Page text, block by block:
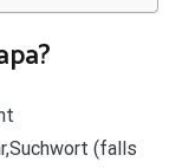
(falls